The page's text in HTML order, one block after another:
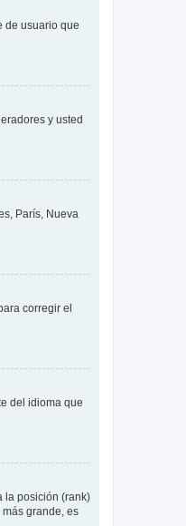
de usuario que
y usted
París, Nueva
corregir el
del idioma que
la posición (rank)
grande, es